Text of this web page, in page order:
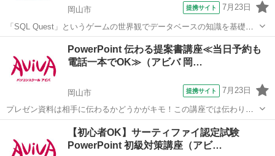
岡山市 提携サイト 7月23日
「SQL Quest」というゲームの世界観でデータベースの知識を基礎か
ら学習していきます。演習課題を中心とし、難しい専門用語も身近な
言葉に置き換えて解説します。PowerPoint 伝わる提案書講座≪当日予約も
電話一本でOK≫（アビバ 岡…
岡山市 提携サイト 7月23日
プレゼン資料は相手に伝わるかどうかがキモ！この講座では伝わりや
すくするノウハウをケーススタディーを用いて学習します。 ■学習内
方を学習する講座です。実際のビ...
その他
【初心者OK】サーティファイ認定試験
PowerPoint 初級対策講座（アビ…